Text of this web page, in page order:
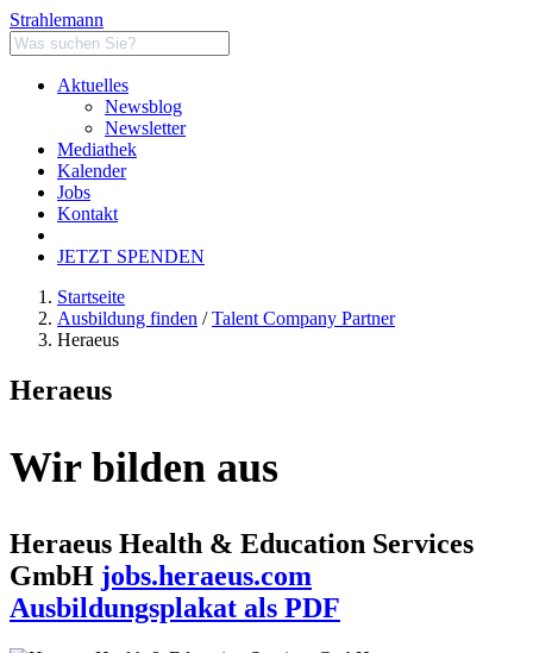
Strahlemann
Aktuelles
Newsblog
Newsletter
Mediathek
Kalender
Jobs
Kontakt
JETZT SPENDEN
Startseite
Ausbildung finden /Talent Company Partner
Heraeus
Heraeus
Wir bilden aus
Heraeus Health & Education Services
GmbH jobs.heraeus.com
Ausbildungsplakat als PDF